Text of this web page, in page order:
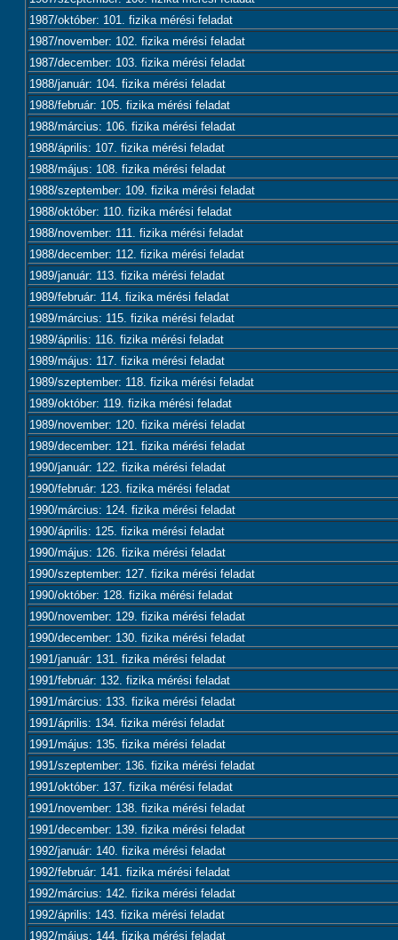
1987/október: 101. fizika mérési feladat
1987/november: 102. fizika mérési feladat
1987/december: 103. fizika mérési feladat
1988/január: 104. fizika mérési feladat
1988/február: 105. fizika mérési feladat
1988/március: 106. fizika mérési feladat
1988/április: 107. fizika mérési feladat
1988/május: 108. fizika mérési feladat
1988/szeptember: 109. fizika mérési feladat
1988/október: 110. fizika mérési feladat
1988/november: 111. fizika mérési feladat
1988/december: 112. fizika mérési feladat
1989/január: 113. fizika mérési feladat
1989/február: 114. fizika mérési feladat
1989/március: 115. fizika mérési feladat
1989/április: 116. fizika mérési feladat
1989/május: 117. fizika mérési feladat
1989/szeptember: 118. fizika mérési feladat
1989/október: 119. fizika mérési feladat
1989/november: 120. fizika mérési feladat
1989/december: 121. fizika mérési feladat
1990/január: 122. fizika mérési feladat
1990/február: 123. fizika mérési feladat
1990/március: 124. fizika mérési feladat
1990/április: 125. fizika mérési feladat
1990/május: 126. fizika mérési feladat
1990/szeptember: 127. fizika mérési feladat
1990/október: 128. fizika mérési feladat
1990/november: 129. fizika mérési feladat
1990/december: 130. fizika mérési feladat
1991/január: 131. fizika mérési feladat
1991/február: 132. fizika mérési feladat
1991/március: 133. fizika mérési feladat
1991/április: 134. fizika mérési feladat
1991/május: 135. fizika mérési feladat
1991/szeptember: 136. fizika mérési feladat
1991/október: 137. fizika mérési feladat
1991/november: 138. fizika mérési feladat
1991/december: 139. fizika mérési feladat
1992/január: 140. fizika mérési feladat
1992/február: 141. fizika mérési feladat
1992/március: 142. fizika mérési feladat
1992/április: 143. fizika mérési feladat
1992/május: 144. fizika mérési feladat